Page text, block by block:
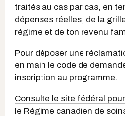
traités au cas par cas, en
dépenses réelles, de la
régime et de ton revenu
Pour déposer une
en main le code de
inscription au programme.
Consulte le site fédéral
le Régime canadien de